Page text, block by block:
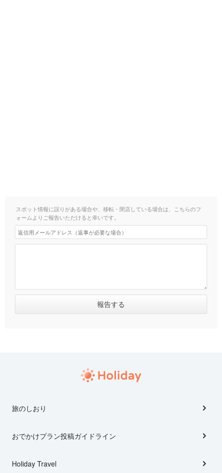
スポット情報に誤りがある場合や、移転・閉店している場合は、こちらのフ
ォームよりご報告いただけると幸いです。
旅のしおり
おでかけプラン投稿ガイドライン
Holiday Travel